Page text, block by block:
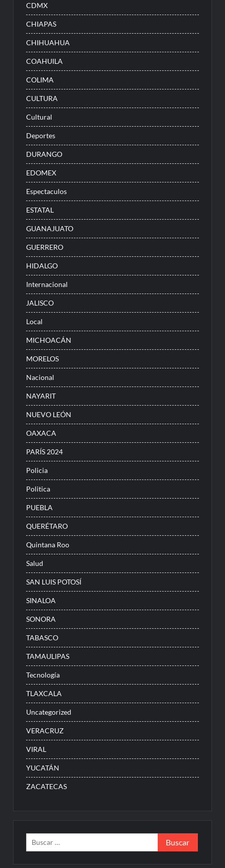
CDMX
CHIAPAS
CHIHUAHUA
COAHUILA
COLIMA
CULTURA
Cultural
Deportes
DURANGO
EDOMEX
Espectaculos
ESTATAL
GUANAJUATO
GUERRERO
HIDALGO
Internacional
JALISCO
Local
MICHOACÁN
MORELOS
Nacional
NAYARIT
NUEVO LEÓN
OAXACA
PARÍS 2024
Policia
Politica
PUEBLA
QUERÉTARO
Quintana Roo
Salud
SAN LUIS POTOSÍ
SINALOA
SONORA
TABASCO
TAMAULIPAS
Tecnología
TLAXCALA
Uncategorized
VERACRUZ
VIRAL
YUCATÁN
ZACATECAS
Buscar: